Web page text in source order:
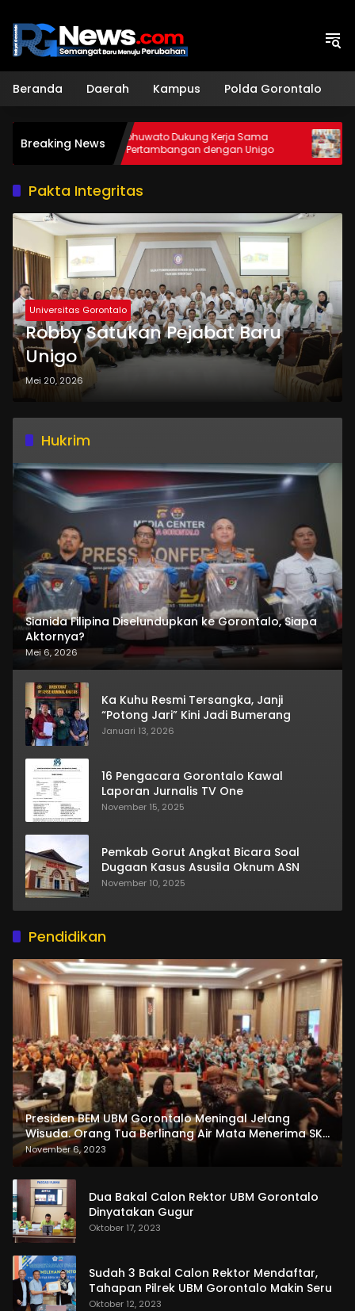
konten
Beranda Daerah Kampus Polda Gorontalo
Breaking NewsDPRD Pohuwato Dukung Kerja Sama
Teknik Pertambangan dengan Unigo
Unigo
Pakta Integritas
Universitas Gorontalo
Robby Satukan Pejabat Baru
Unigo
Mei 20, 2026
Hukrim
Sianida Filipina Diselundupkan ke Gorontalo, Siapa
Aktornya?
Mei 6, 2026
Ka Kuhu Resmi Tersangka, Janji
“Potong Jari” Kini Jadi Bumerang
Januari 13, 2026
16 Pengacara Gorontalo Kawal
Laporan Jurnalis TV One
November 15, 2025
Pemkab Gorut Angkat Bicara Soal
Dugaan Kasus Asusila Oknum ASN
November 10, 2025
Pendidikan
Presiden BEM UBM Gorontalo Meningal Jelang
Wisuda. Orang Tua Berlinang Air Mata Menerima SKL
dan Pemasangan Salempang
November 6, 2023
Dua Bakal Calon Rektor UBM Gorontalo
Dinyatakan Gugur
Oktober 17, 2023
Sudah 3 Bakal Calon Rektor Mendaftar,
Tahapan Pilrek UBM Gorontalo Makin Seru
Oktober 12, 2023